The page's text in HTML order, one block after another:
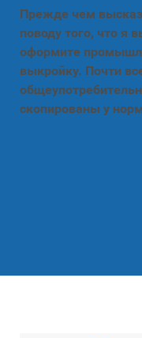
Прежде чем
поводу того, что я
оформите
выкройку. Почти
скопированы у